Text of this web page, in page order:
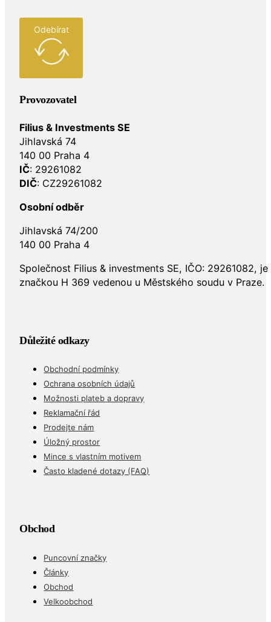
Odebírat
Provozovatel
Filius & Investments SE
Jihlavská 74
140 00 Praha 4
IČ: 29261082
DIČ: CZ29261082
Osobní odběr
Jihlavská 74/200
140 00 Praha 4
Společnost Filius & investments SE, IČO: 29261082,
značkou H 369 vedenou u Městského soudu v Praze.
Důležité odkazy
Obchodní podmínky
Ochrana osobních údajů
Možnosti plateb a dopravy
Reklamační řád
Prodejte nám
Úložný prostor
Mince s vlastním motivem
Často kladené dotazy (FAQ)
Obchod
Puncovní značky
Články
Obchod
Velkoobchod